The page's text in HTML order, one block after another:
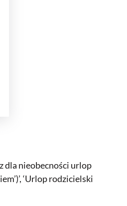
dla nieobecności urlop
‘Urlop rodzicielski